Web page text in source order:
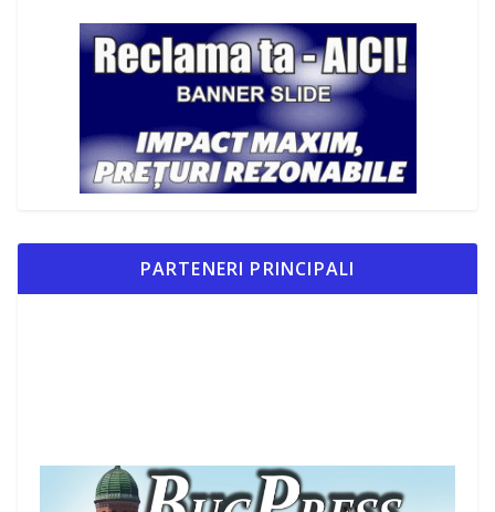
PARTENERI PRINCIPALI